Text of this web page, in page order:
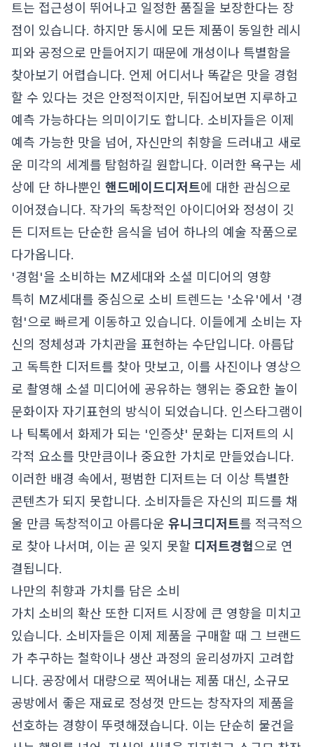
트는 접근성이 뛰어나고 일정한 품질을 보장한다는 장
점이 있습니다. 하지만 동시에 모든 제품이 동일한 레시
피와 공정으로 만들어지기 때문에 개성이나 특별함을
찾아보기 어렵습니다. 언제 어디서나 똑같은 맛을 경험
할 수 있다는 것은 안정적이지만, 뒤집어보면 지루하고
예측 가능하다는 의미이기도 합니다. 소비자들은 이제
예측 가능한 맛을 넘어, 자신만의 취향을 드러내고 새로
운 미각의 세계를 탐험하길 원합니다. 이러한 욕구는 세
상에 단 하나뿐인 핸드메이드디저트에 대한 관심으로
이어졌습니다. 작가의 독창적인 아이디어와 정성이 깃
든 디저트는 단순한 음식을 넘어 하나의 예술 작품으로
다가옵니다.
'경험'을 소비하는 MZ세대와 소셜 미디어의 영향
특히 MZ세대를 중심으로 소비 트렌드는 '소유'에서 '경
험'으로 빠르게 이동하고 있습니다. 이들에게 소비는 자
신의 정체성과 가치관을 표현하는 수단입니다. 아름답
고 독특한 디저트를 찾아 맛보고, 이를 사진이나 영상으
로 촬영해 소셜 미디어에 공유하는 행위는 중요한 놀이
문화이자 자기표현의 방식이 되었습니다. 인스타그램이
나 틱톡에서 화제가 되는 '인증샷' 문화는 디저트의 시
각적 요소를 맛만큼이나 중요한 가치로 만들었습니다.
이러한 배경 속에서, 평범한 디저트는 더 이상 특별한
콘텐츠가 되지 못합니다. 소비자들은 자신의 피드를 채
울 만큼 독창적이고 아름다운 유니크디저트를 적극적으
로 찾아 나서며, 이는 곧 잊지 못할 디저트경험으로 연
결됩니다.
나만의 취향과 가치를 담은 소비
가치 소비의 확산 또한 디저트 시장에 큰 영향을 미치고
있습니다. 소비자들은 이제 제품을 구매할 때 그 브랜드
가 추구하는 철학이나 생산 과정의 윤리성까지 고려합
니다. 공장에서 대량으로 찍어내는 제품 대신, 소규모
공방에서 좋은 재료로 정성껏 만드는 창작자의 제품을
선호하는 경향이 뚜렷해졌습니다. 이는 단순히 물건을